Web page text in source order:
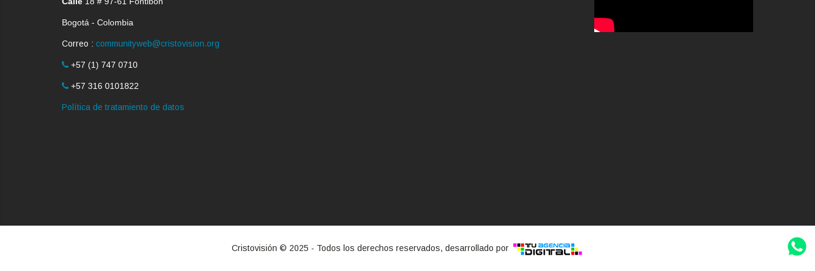
Bogotá - Colombia
Correo : communityweb@cristovision.org
+57 (1) 747 0710
+57 316 0101822
Política de tratamiento de datos
Cristovisión © 2025 - Todos los derechos reservados, desarrollado por